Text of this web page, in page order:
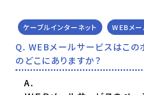
ケーブルインターネット WEBメー
WEBメールサービスはこの
のどこにありますか？